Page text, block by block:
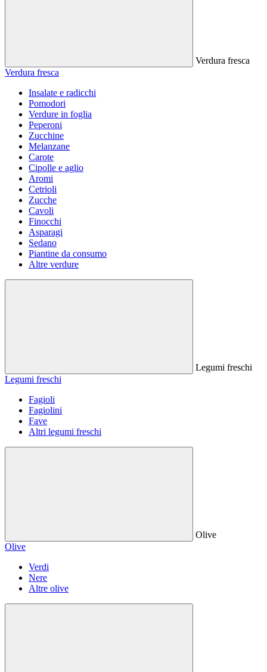
Verdura fresca
Verdura fresca
Insalate e radicchi
Pomodori
Verdure in foglia
Peperoni
Zucchine
Melanzane
Carote
Cipolle e aglio
Aromi
Cetrioli
Zucche
Cavoli
Finocchi
Asparagi
Sedano
Piantine da consumo
Altre verdure
Legumi freschi
Legumi freschi
Fagioli
Fagiolini
Fave
Altri legumi freschi
Olive
Olive
Verdi
Nere
Altre olive